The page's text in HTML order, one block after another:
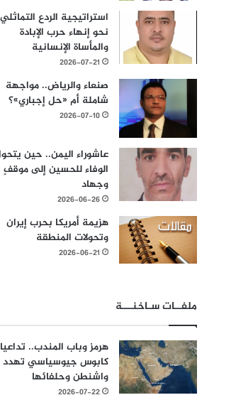
استراتيجية الردع
نحو إنهاء حرب الإبادة
والمأساة الإنسانية
2026-07-21
صنعاء والرياض.. مواجهة
شاملة أم «حل إجباري»؟
2026-07-10
عاشوراء اليمن.. حين
الوفاء للحسين إلى موقفٍ
وجهاد
2026-06-26
هزيمة أمريكا بحرب إيران
وتحولات المنطقة
2026-06-21
ملفــات سـاخنـــة
هرمز وباب المندب..
كابوس جيوسياسي تهدد
واشنطن وحلفائها
2026-07-22